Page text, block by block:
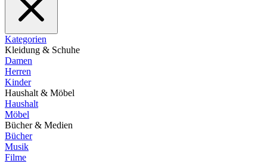
Kategorien
Kleidung & Schuhe
Damen
Herren
Kinder
Haushalt & Möbel
Haushalt
Möbel
Bücher & Medien
Bücher
Musik
Filme